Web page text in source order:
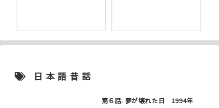
日本語昔話
第６話: 夢が壊れた日 1994年